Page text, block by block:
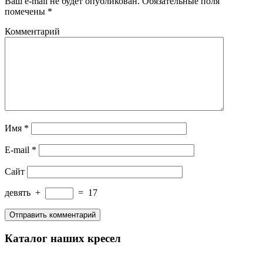
помечены *
Комментарий
Имя *
E-mail *
Сайт
девять + = 17
Каталог наших кресел